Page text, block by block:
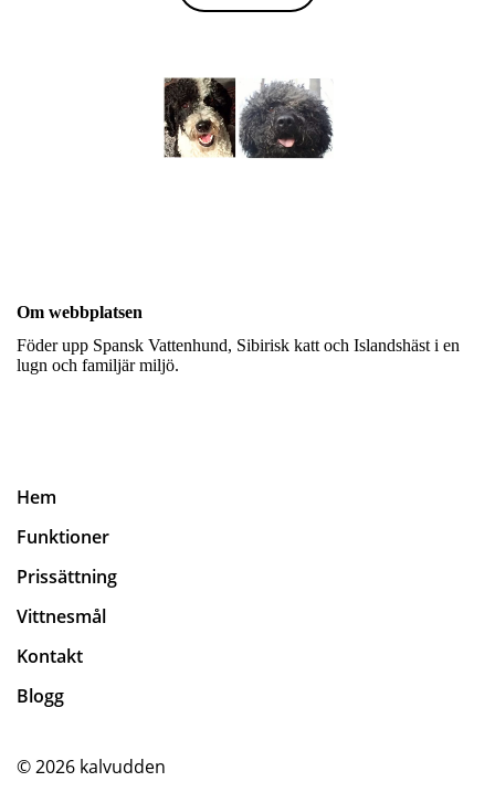
Om webbplatsen
Föder upp Spansk Vattenhund, Sibirisk katt och Islandshäst i en
lugn och familjär miljö.
Hem
Funktioner
Prissättning
Vittnesmål
Kontakt
Blogg
© 2026 kalvudden